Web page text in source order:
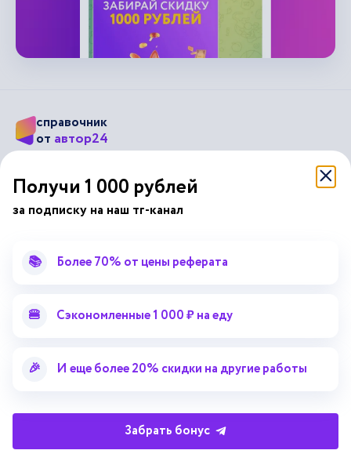
справочник
от автор24
Подписывайся на наши соц. сети
Лекторий
Справочник терминов
Последние статьи
Для правообладателей
Работа для репетиторов
Партнерская программа
Получи 1 000 рублей
за подписку на наш тг-канал
📚 Более 70% от цены реферата
🍔 Сэкономленные 1 000 ₽ на еду
🎉 И еще более 20% скидки на другие работы
Забрать бонус